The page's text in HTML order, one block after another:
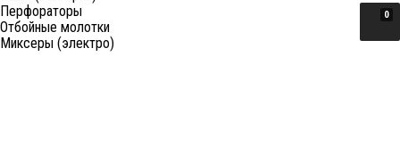
0
Перфораторы
Отбойные молотки
Миксеры (электро)